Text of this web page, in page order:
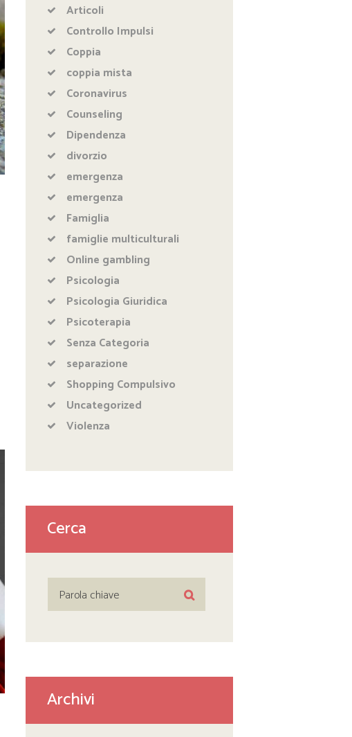
Articoli
Controllo Impulsi
Coppia
coppia mista
Coronavirus
Counseling
Dipendenza
divorzio
emergenza
emergenza
Famiglia
famiglie multiculturali
Online gambling
Psicologia
Psicologia Giuridica
Psicoterapia
Senza Categoria
separazione
Shopping Compulsivo
Uncategorized
Violenza
Cerca
Archivi